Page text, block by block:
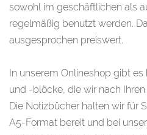
sowohl im geschäftlichen als
regelmäßig benutzt werden.
ausgesprochen preiswert.
In unserem Onlineshop gibt
und -blöcke, die wir nach
Die Notizbücher halten wir für
A5-Format bereit und bei